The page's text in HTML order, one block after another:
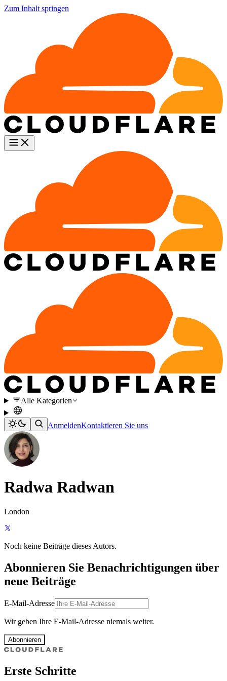
Zum Inhalt springen
Alle Kategorien
AnmeldenKontaktieren Sie uns
Radwa Radwan
London
Noch keine Beiträge dieses Autors.
Abonnieren Sie Benachrichtigungen über
neue Beiträge
E-Mail-Adresse
Wir geben Ihre E-Mail-Adresse niemals weiter.
Abonnieren
Erste Schritte